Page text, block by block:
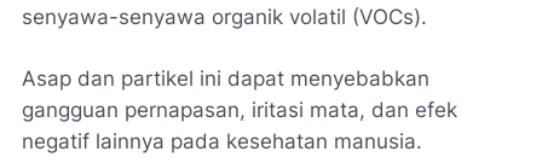
senyawa-senyawa organik volatil (VOCs).
Asap dan partikel ini dapat menyebabkan
gangguan pernapasan, iritasi mata, dan efek
negatif lainnya pada kesehatan manusia.